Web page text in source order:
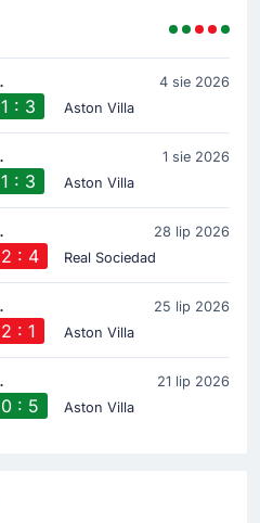
4 sie 2026
1 : 3 Aston Villa
1 sie 2026
1 : 3 Aston Villa
28 lip 2026
2 : 4 Real Sociedad
25 lip 2026
2 : 1 Aston Villa
21 lip 2026
0 : 5 Aston Villa